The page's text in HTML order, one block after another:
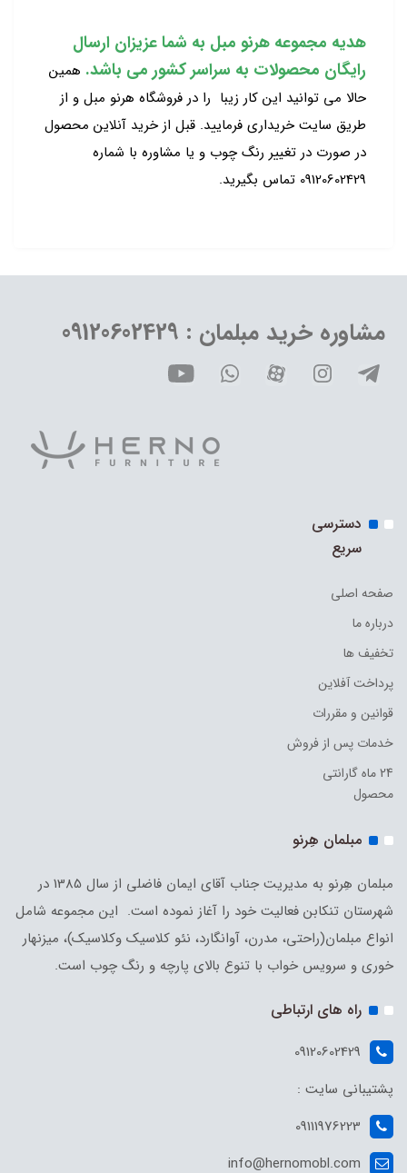
هدیه مجموعه هرنو مبل به شما عزیزان ارسال
رایگان محصولات به سراسر کشور می باشد. همین
حالا می توانید این کار زیبا را در فروشگاه هرنو مبل و از
طریق سایت خریداری فرمایید. قبل از خرید آنلاین محصول
در صورت در تغییر رنگ چوب و یا مشاوره با شماره
09120602429 تماس بگیرید.
مشاوره خرید مبلمان : 09120602429
دسترسی
سریع
صفحه اصلی
درباره ما
تخفیف ها
پرداخت آفلاین
قوانین و مقررات
خدمات پس از فروش
24 ماه گارانتی
محصول
مبلمان هِرنو
مبلمان هِرنو به مدیریت جناب آقای ایمان فاضلی از سال 1385 در
شهرستان تنکابن فعالیت خود را آغاز نموده است. این مجموعه شامل
انواع مبلمان(راحتی، مدرن، آوانگارد، نئو کلاسیک وکلاسیک)، میزنهار
خوری و سرویس خواب با تنوع بالای پارچه و رنگ چوب است.
راه های ارتباطی
09120602429
پشتیبانی سایت :
09111976223
info@hernomobl.com